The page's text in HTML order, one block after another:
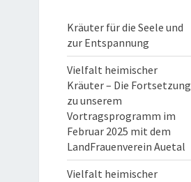
Kräuter für die Seele und
zur Entspannung
Vielfalt heimischer
Kräuter – Die Fortsetzung
zu unserem
Vortragsprogramm im
Februar 2025 mit dem
LandFrauenverein Auetal
Vielfalt heimischer